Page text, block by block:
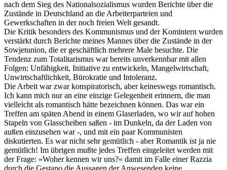
nach dem Sieg des Nationalsozialismus wurden Berichte über die
Zustände in Deutschland an die Arbeiterparteien und
Gewerkschaften in der noch freien Welt gesandt.
Die Kritik besonders des Kommunismus und der Komintern wurden
verstärkt durch Berichte meines Mannes über die Zustände in der
Sowjetunion, die er geschäftlich mehrere Male besuchte. Die
Tendenz zum Totalitarismus war bereits unverkennbar mit allen
Folgen: Unfähigkeit, Initiative zu entwickeln, Mangelwirtschaft,
Unwirtschaftlichkeit, Bürokratie und Intoleranz.
Die Arbeit war zwar konspiratorisch, aber keineswegs romantisch.
Ich kann mich nur an eine einzige Gelegenheit erinnern, die man
vielleicht als romantisch hätte bezeichnen können. Das war ein
Treffen am späten Abend in einem Glaserladen, wo wir auf hohen
Stapeln von Glasscheiben saßen - im Dunkeln, da der Laden von
außen einzusehen war -, und mit ein paar Kommunisten
diskutierten. Es war nicht sehr gemütlich - aber Romantik ist ja nie
gemütlich! Im übrigen mußte jedes Treffen eingeleitet werden mit
der Frage: »Woher kennen wir uns?« damit im Falle einer Razzia
durch die Gestapo die Aussagen der Anwesenden keine